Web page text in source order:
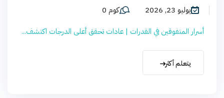
يوليو 23, 2026
كوم 0
أسرار المتفوقين في القدرات | عادات تحقق أعلى الدرجات اكتشف...
يتعلم أكثر